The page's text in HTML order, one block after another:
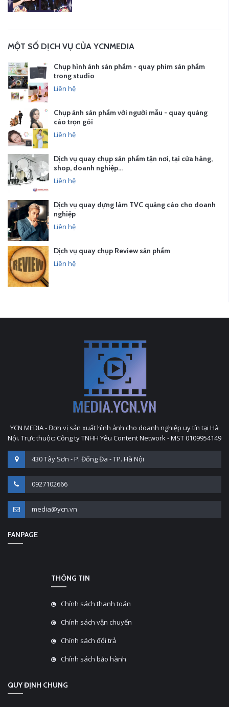
MỘT SỐ DỊCH VỤ CỦA YCNMEDIA
Chụp hình ảnh sản phẩm - quay phim sản phẩm
trong studio
Liên hệ
Chụp ảnh sản phẩm với người mẫu - quay quảng
cáo trọn gói
Liên hệ
Dịch vụ quay chụp sản phẩm tận nơi, tại cửa hàng,
shop, doanh nghiệp…
Liên hệ
Dịch vụ quay dựng làm TVC quảng cáo cho doanh
nghiệp
Liên hệ
Dịch vụ quay chụp Review sản phẩm
Liên hệ
YCN MEDIA - Đơn vị sản xuất hình ảnh cho doanh nghiệp uy tín tại Hà
Nội. Trực thuộc: Công ty TNHH Yêu Content Network - MST 0109954149
430 Tây Sơn - P. Đống Đa - TP. Hà Nội
0927102666
media@ycn.vn
FANPAGE
THÔNG TIN
Chính sách thanh toán
Chính sách vận chuyển
Chính sách đổi trả
Chính sách bảo hành
QUY ĐỊNH CHUNG